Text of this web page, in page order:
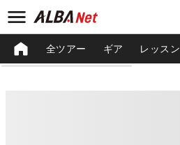
全ツアー ギア レッスン